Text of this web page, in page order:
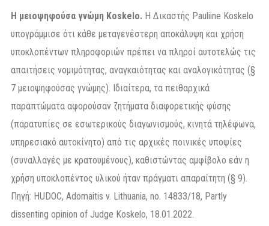
Η μειοψηφούσα γνώμη Koskelo. Η Δικαστής Pauliine Koskelo
υπογράμμισε ότι κάθε μεταγενέστερη αποκάλυψη και χρήση
υποκλοπέντων πληροφοριών πρέπει να πληροί αυτοτελώς τις
απαιτήσεις νομιμότητας, αναγκαιότητας και αναλογικότητας (§
7 μειοψηφούσας γνώμης). Ιδιαίτερα, τα πειθαρχικά
παραπτώματα αφορούσαν ζητήματα διαφορετικής φύσης
(παρατυπίες σε εσωτερικούς διαγωνισμούς, κινητά τηλέφωνα,
υπηρεσιακό αυτοκίνητο) από τις αρχικές ποινικές υποψίες
(συναλλαγές με κρατουμένους), καθιστώντας αμφίβολο εάν η
χρήση υποκλοπέντος υλικού ήταν πράγματι απαραίτητη (§ 9).
Πηγή: HUDOC, Adomaitis v. Lithuania, no. 14833/18, Partly
dissenting opinion of Judge Koskelo, 18.01.2022.